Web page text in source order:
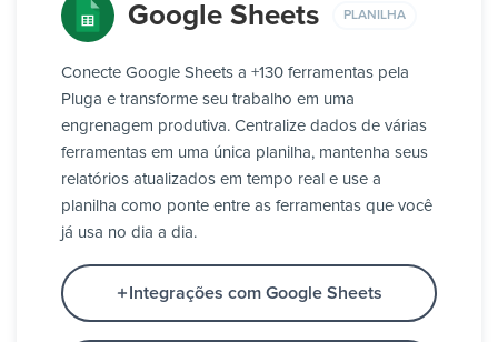
Google Sheets PLANILHA
Conecte Google Sheets a +130 ferramentas pela
Pluga e transforme seu trabalho em uma
engrenagem produtiva. Centralize dados de várias
ferramentas em uma única planilha, mantenha seus
relatórios atualizados em tempo real e use a
planilha como ponte entre as ferramentas que você
já usa no dia a dia.
Integrações com Google Sheets